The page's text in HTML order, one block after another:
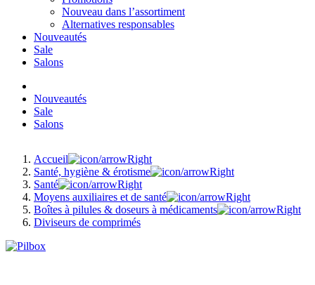
Nouveau dans l’assortiment
Alternatives responsables
Nouveautés
Sale
Salons
Nouveautés
Sale
Salons
Accueil
Santé, hygiène & érotisme
Santé
Moyens auxiliaires et de santé
Boîtes à pilules & doseurs à médicaments
Diviseurs de comprimés